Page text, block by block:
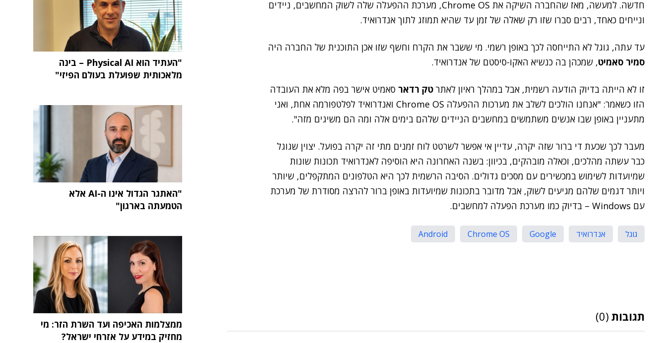
חדשה. למעשה, מאז שהחברה השיקה את Chrome OS, מערכת ההפעלה שלה לשוק המחשבים, ניידים
ונייחים כאחד, רבים סברו שזו רק שאלה של זמן עד שהיא תמוזג לתוך אנדרואיד.
עד עתה, גוגל לא התייחסה לכך באופן רשמי. מי ששבר את הקרח וחשף שזו אכן התוכנית של החברה היה
סמיר סאמיט, שמכהן בה כנשיא האקו-סיסטם של אנדרואיד.
זו לא הייתה בדיוק הודעה רשמית, אבל במהלך ראיון לאתר טק רדאר סאמיט אישר בפה מלא את העובדה
הזו כשאמר: "אנחנו הולכים לשלב את מערכות ההפעלה Chrome OS ואנדרואיד לפלטפורמה אחת, ואני
מתעניין באופן שבו אנשים משתמשים במחשבים הניידים שלהם בימים אלה ומה הם משיגים מזה".
מעבר לכך שכעת די ברור שזה יקרה, עדיין אי אפשר לשרטט לוח זמנים מתי זה יקרה בפועל. יצוין שגוגל
כבר עשתה מהלכים, וכאלה מובהקים, בכיוון: בשנה האחרונה היא הוסיפה לאנדרואיד תכונות שונות
שמיועדות לשימוש במכשירים עם מסכים גדולים. הסיבה הרשמית לכך היא הטלפונים המתקפלים, שיותר
ויותר דגמים שלהם מגיעים לשוק, אבל מדובר בתכונות שמיועדות באופן ברור להרצה מסודרת של מערכת
עם Windows – בדיוק כמו מערכת הפעלה למחשבים.
גוגל אנדרואיד Google
Chrome OS
Android
תגובות (0)
"העתיד הוא Physical AI – בינה
מלאכותית שפועלת בעולם הפיזי"
"האתגר הגדול אינו ה-AI אלא
הטמעתה בארגון"
ממצלמות האכיפה ועד השרת הזר: מי
מחזיק במידע על אזרחי ישראל?